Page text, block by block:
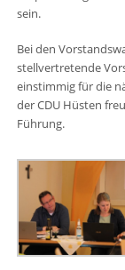
sein.
Bei den
stellvertretende
einstimmig für die
der CDU Hüsten
Führung.